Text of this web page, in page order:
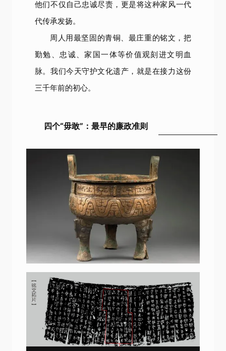
他们不仅自己忠诚尽责，更是将这种家风一代
代传承发扬。
周人用最坚固的青铜、最庄重的铭文，把
勤勉、忠诚、家国一体等价值观刻进文明血
脉。我们今天守护文化遗产，就是在接力这份
三千年前的初心。
四个“毋敢”：最早的廉政准则